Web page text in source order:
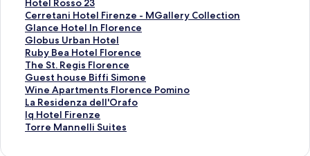
H
u
b
F
l
o
r
e
n
c
i
o
s
頁
面
n
t
o
r
i
a
頁
面
u
r
o
r
a
頁
面
e
l
s
C
l
u
b
頁
面
R
A
M
E
H
o
t
e
l
頁
v
e
g
l
i
o
a
S
a
n
i
s
o
n
P
i
t
t
i
F
o
t
e
l
I
n
d
i
g
o
S
i
n
a
V
i
l
l
a
M
啟
L
i
l
i
u
m
H
o
t
開
啟
T
h
e
S
o
c
i
a
會
開
啟
J
r
H
o
t
e
l
結
會
開
啟
D
o
u
b
l
e
Hotel Rosso 23
連
結
會
開
啟
H
o
t
e
l
Cerretani Hotel Firenze - MGallery Collection
此
連
結
會
開
啟
C
e
r
r
Glance Hotel In Florence
此
連
結
會
開
啟
G
l
a
Globus Urban Hotel
此
連
結
會
開
啟
G
l
Ruby Bea Hotel Florence
此
連
結
會
開
啟
R
The St. Regis Florence
此
連
結
會
開
啟
Guest house Biffi Simone
此
連
結
會
開
Wine Apartments Florence Pomino
此
連
結
會
La Residenza dell'Orafo
此
連
結
Iq Hotel Firenze
此
連
Torre Mannelli Suites
此